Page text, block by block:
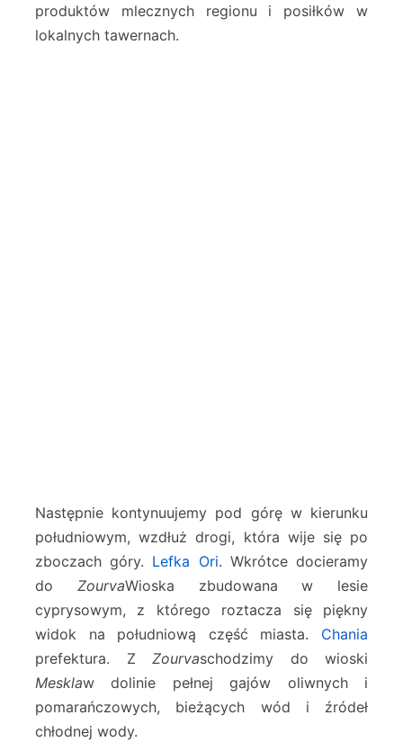
produktów mlecznych regionu i posiłków w
lokalnych tawernach.
Następnie kontynuujemy pod górę w kierunku
południowym, wzdłuż drogi, która wije się po
zboczach góry. Lefka Ori. Wkrótce docieramy
do ZourvaWioska zbudowana w lesie
cyprysowym, z którego roztacza się piękny
widok na południową część miasta. Chania
prefektura. Z Zourvaschodzimy do wioski
Mesklaw dolinie pełnej gajów oliwnych i
pomarańczowych, bieżących wód i źródeł
chłodnej wody.